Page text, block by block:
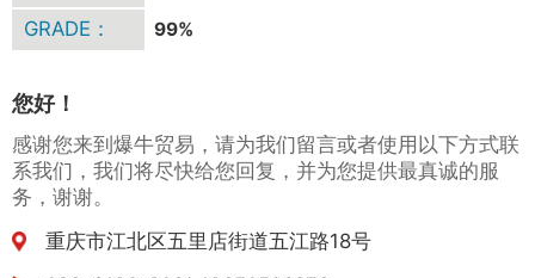
GRADE： 99%
您好！
感谢您来到爆牛贸易，请为我们留言或者使用以下方式联
系我们，我们将尽快给您回复，并为您提供最真诚的服
务，谢谢。
重庆市江北区五里店街道五江路18号